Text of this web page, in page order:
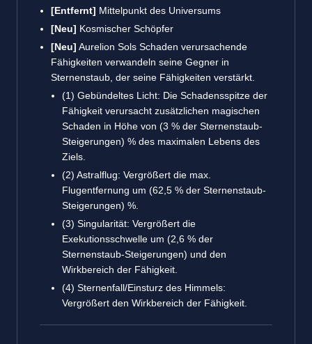
[Entfernt] Mittelpunkt des Universums
[Neu] Kosmischer Schöpfer
[Neu] Aurelion Sols Schaden verursachende
Fähigkeiten verwandeln seine Gegner in
Sternenstaub, der seine Fähigkeiten verstärkt.
(1) Gebündeltes Licht: Die Schadensspitze der
Fähigkeit verursacht zusätzlichen magischen
Schaden in Höhe von (3 % der Sternenstaub-
Steigerungen) % des maximalen Lebens des
Ziels.
(2) Astralflug: Vergrößert die max.
Flugentfernung um (62,5 % der Sternenstaub-
Steigerungen) %.
(3) Singularität: Vergrößert die
Exekutionsschwelle um (2,6 % der
Sternenstaub-Steigerungen) und den
Wirkbereich der Fähigkeit.
(4) Sternenfall/Einsturz des Himmels:
Vergrößert den Wirkbereich der Fähigkeit.